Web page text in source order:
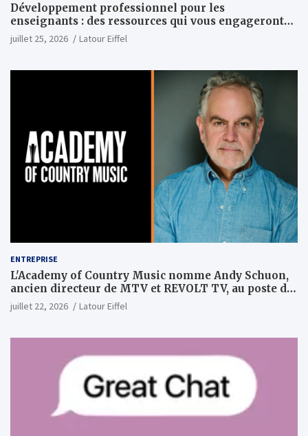
Développement professionnel pour les
enseignants : des ressources qui vous engageront
vraiment
juillet 25, 2026 Latour Eiffel
ENTREPRISE
L'Academy of Country Music nomme Andy Schuon,
ancien directeur de MTV et REVOLT TV, au poste de
PDG
juillet 22, 2026 Latour Eiffel